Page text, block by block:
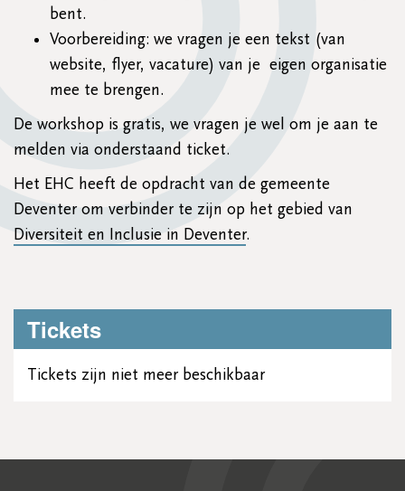
bent.
Voorbereiding: we vragen je een tekst (van
website, flyer, vacature) van je eigen organisatie
mee te brengen.
De workshop is gratis, we vragen je wel om je aan te
melden via onderstaand ticket.
Het EHC heeft de opdracht van de gemeente
Deventer om verbinder te zijn op het gebied van
Diversiteit en Inclusie in Deventer.
Tickets
Tickets zijn niet meer beschikbaar